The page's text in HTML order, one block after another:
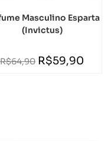
Masculino Esparta
(Invictus)
R$64,90 R$59,90